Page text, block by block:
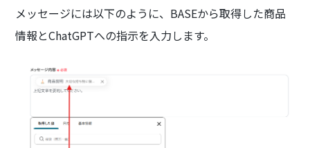
メッセージには以下のように、BASEから取得した商品
情報とChatGPTへの指示を入力します。